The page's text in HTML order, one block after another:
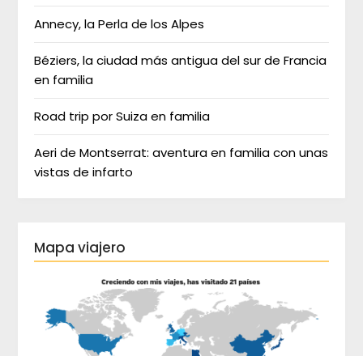
Annecy, la Perla de los Alpes
Béziers, la ciudad más antigua del sur de Francia
en familia
Road trip por Suiza en familia
Aeri de Montserrat: aventura en familia con unas
vistas de infarto
Mapa viajero